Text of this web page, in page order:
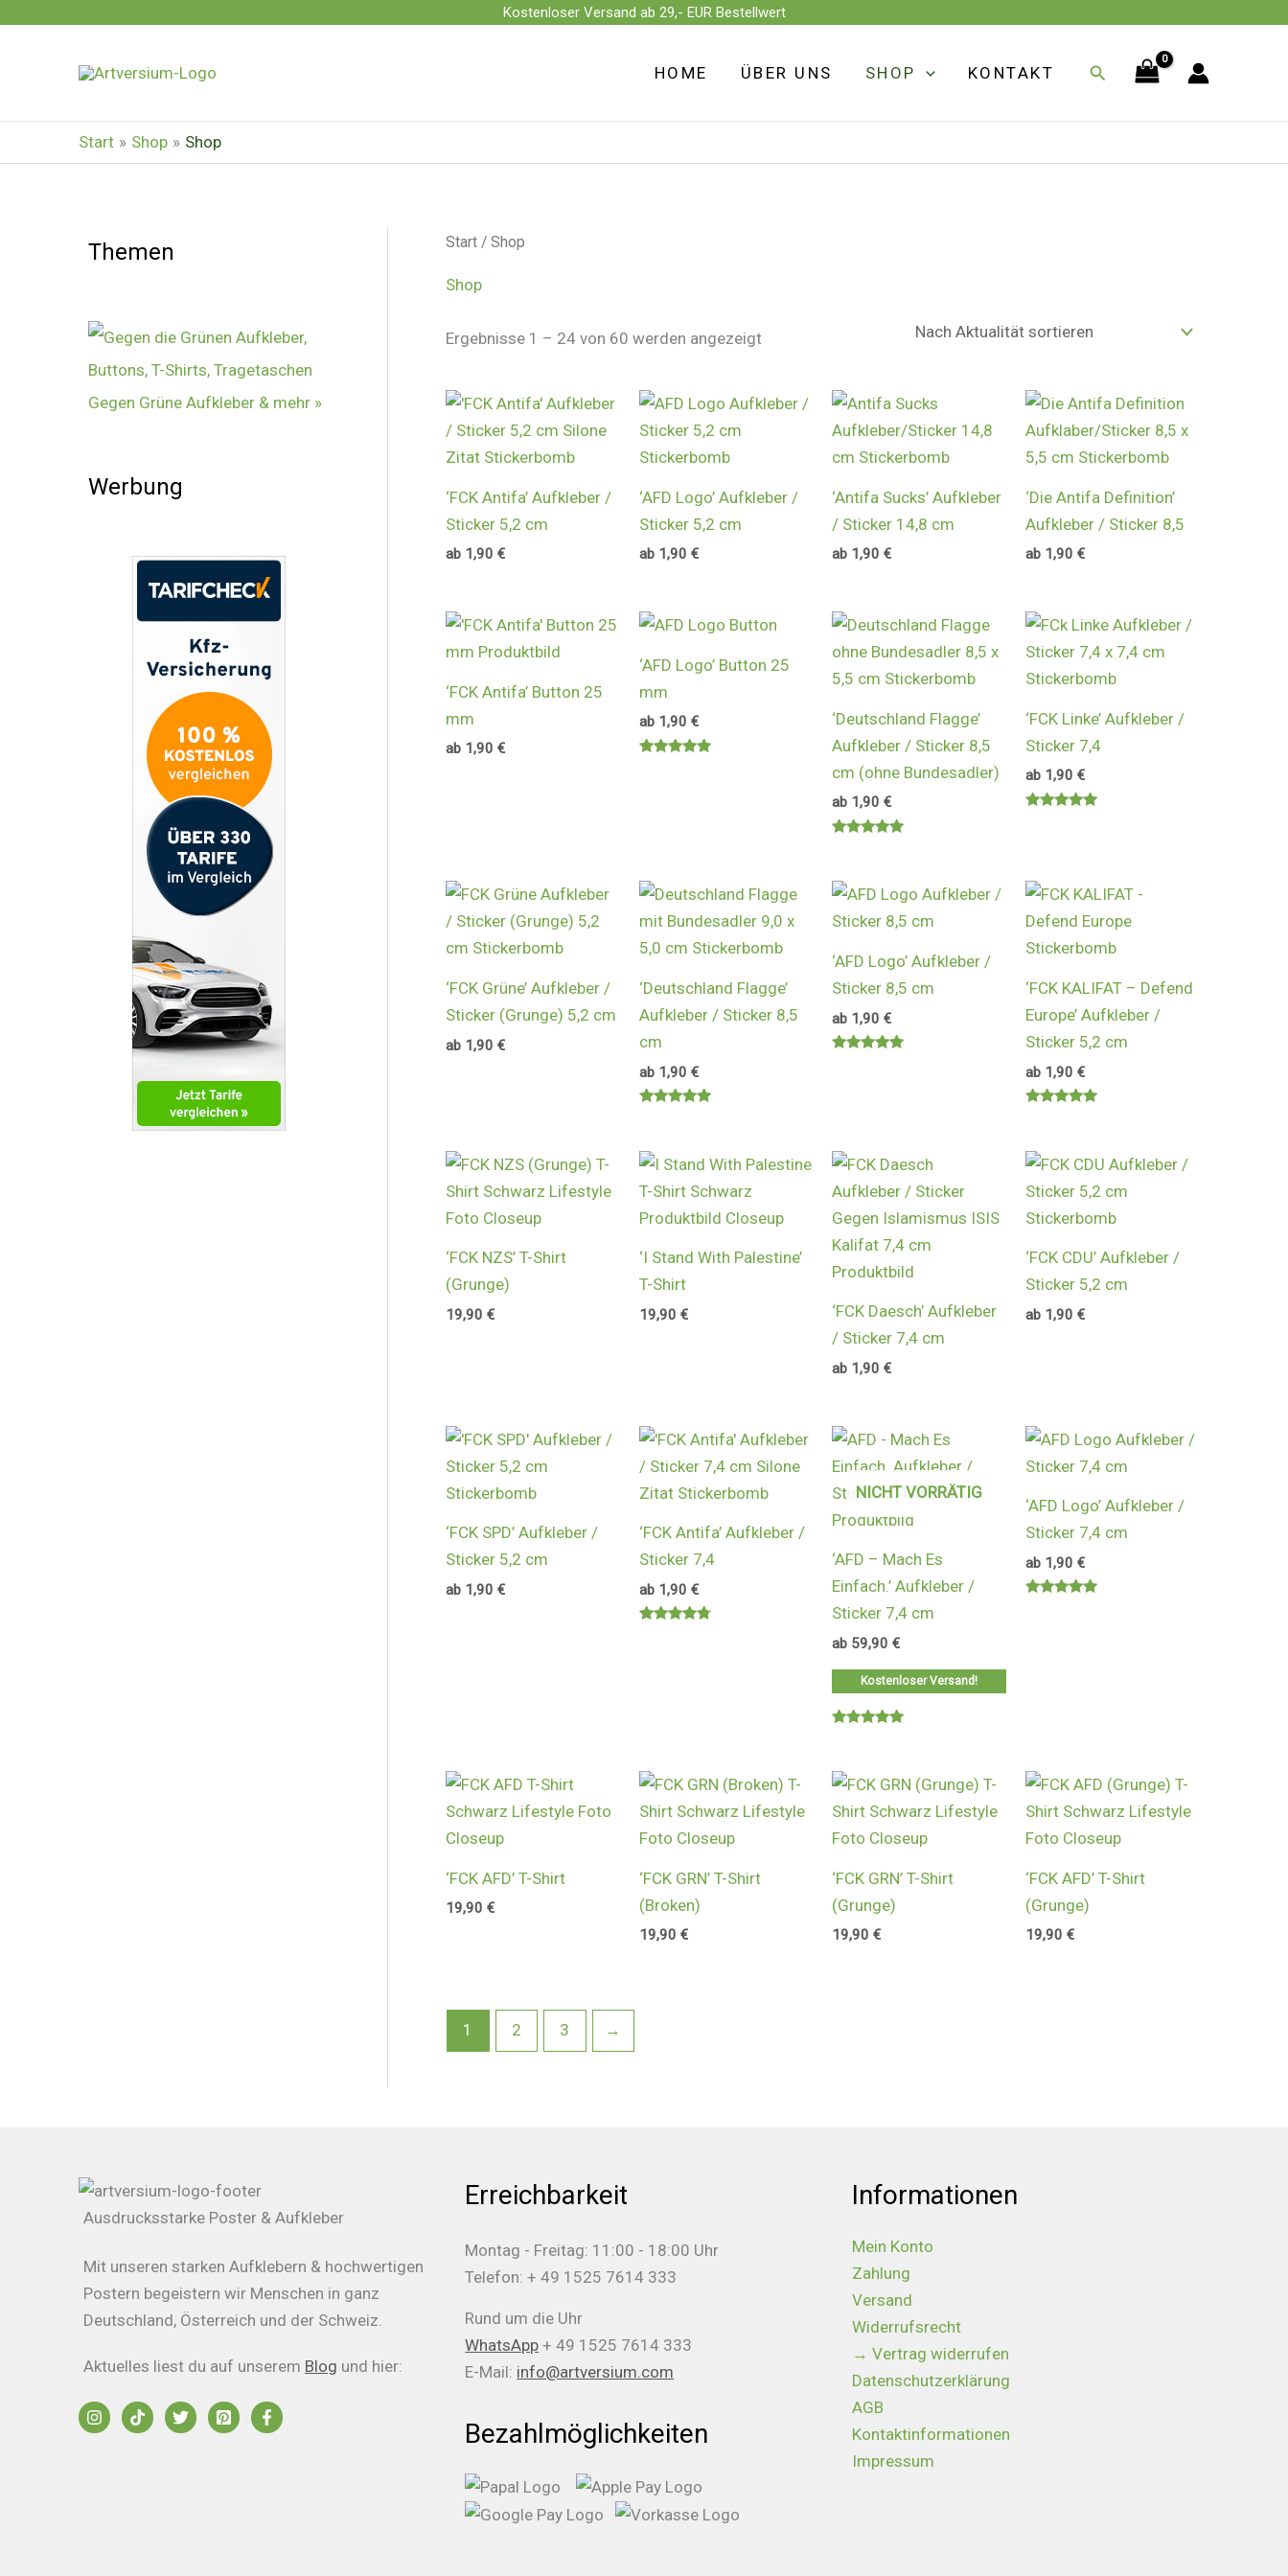
Kostenloser Versand ab 29,- EUR Bestellwert
HOME ÜBER UNS SHOP KONTAKT Suchen
Start Shop Shop
Themen
Gegen Grüne Aufkleber & mehr »
Werbung
Start / Shop
Shop
Ergebnisse 1 – 24 von 60 werden angezeigt
sortiert
‘FCK Antifa’ Aufkleber /
Sticker 5,2 cm
ab 1,90€
‘AFD Logo’ Aufkleber /
Sticker 5,2 cm
ab 1,90 €
‘Antifa Sucks’ Aufkleber
/ Sticker 14,8 cm
ab 1,90€
‘Die Antifa Definition’
Aufkleber / Sticker 8,5
ab 1,90 €
‘FCK Antifa’ Button 25
mm
ab 1,90€
‘AFD Logo’ Button 25
mm
ab 1,90 €
‘Deutschland Flagge’
Aufkleber / Sticker 8,5
cm (ohne Bundesadler)
ab 1,90€
von 5
‘FCK Linke’ Aufkleber /
Sticker 7,4
ab 1,90 €
‘FCK Grüne’ Aufkleber /
Sticker (Grunge) 5,2 cm
ab 1,90€
‘Deutschland Flagge’
Aufkleber / Sticker 8,5
cm
ab 1,90 €
von 5
‘AFD Logo’ Aufkleber /
Sticker 8,5 cm
ab 1,90€
‘FCK KALIFAT – Defend
Europe’ Aufkleber /
Sticker 5,2 cm
ab 1,90 €
von 5
‘FCK NZS’ T-Shirt
(Grunge)
19,90€
‘I Stand With Palestine’
T-Shirt
19,90 €
‘FCK Daesch’ Aufkleber
/ Sticker 7,4 cm
ab 1,90€
‘FCK CDU’ Aufkleber /
Sticker 5,2 cm
ab 1,90 €
‘FCK SPD’ Aufkleber /
Sticker 5,2 cm
ab 1,90€
‘FCK Antifa’ Aufkleber /
Sticker 7,4
ab 1,90 €
NICHT VORRÄTIG
‘AFD – Mach Es
Einfach.’ Aufkleber /
Sticker 7,4 cm
ab 59,90€
Kostenloser Versand!
von 5
‘AFD Logo’ Aufkleber /
Sticker 7,4 cm
ab 1,90 €
‘FCK AFD’ T-Shirt
19,90€
‘FCK GRN’ T-Shirt
(Broken)
19,90 €
‘FCK GRN’ T-Shirt
(Grunge)
19,90€
‘FCK AFD’ T-Shirt
(Grunge)
19,90 €
1 2 3 →
Ausdrucksstarke Poster & Aufkleber
Mit unseren starken Aufklebern & hochwertigen
Postern begeistern wir Menschen in ganz
Deutschland, Österreich und der Schweiz.
Aktuelles liest du auf unserem Blog und hier:
Erreichbarkeit
Montag - Freitag: 11:00 - 18:00 Uhr
Telefon: + 49 1525 7614 333
Rund um die Uhr
WhatsApp + 49 1525 7614 333
E-Mail: info@artversium.com
Bezahlmöglichkeiten
Informationen
Mein Konto
Zahlung
Versand
Widerrufsrecht
→ Vertrag widerrufen
Datenschutzerklärung
AGB
Kontaktinformationen
Impressum